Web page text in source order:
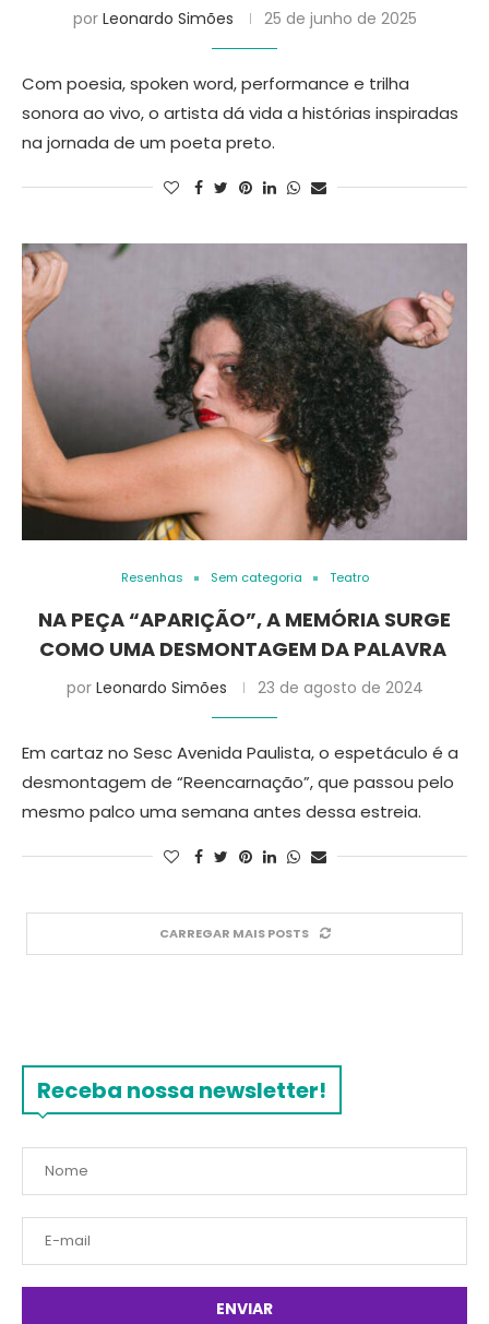
por Leonardo Simões 25 de junho de 2025
Com poesia, spoken word, performance e trilha
sonora ao vivo, o artista dá vida a histórias inspiradas
na jornada de um poeta preto.
Resenhas Sem categoria Teatro
NA PEÇA “APARIÇÃO”, A MEMÓRIA SURGE
COMO UMA DESMONTAGEM DA PALAVRA
por Leonardo Simões 23 de agosto de 2024
Em cartaz no Sesc Avenida Paulista, o espetáculo é a
desmontagem de “Reencarnação”, que passou pelo
mesmo palco uma semana antes dessa estreia.
CARREGAR MAIS POSTS
Receba nossa newsletter!